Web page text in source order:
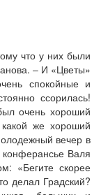
что у них были
– И «Цветы»
спокойные и
ссорилась!
очень хороший
же хороший
вечер в
Валя
«Бегите скорее
делал Градский?